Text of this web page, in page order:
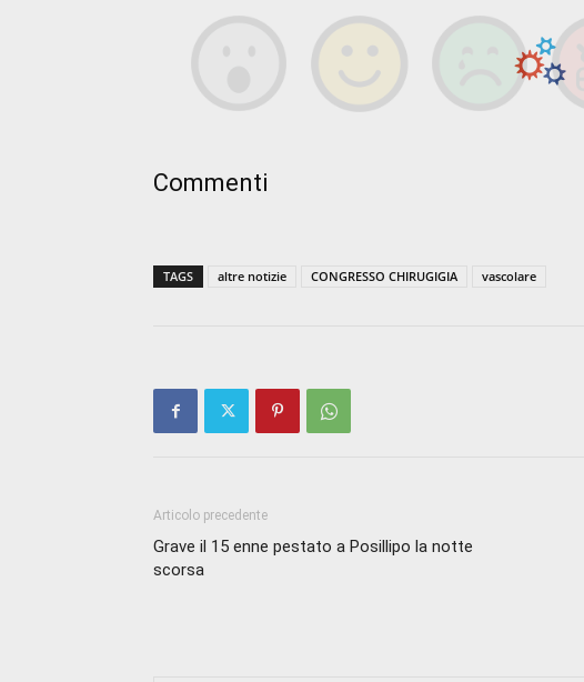
Commenti
TAGS altre notizie CONGRESSO CHIRUGIGIA vascolare
Articolo precedente
Grave il 15 enne pestato a Posillipo la notte
scorsa